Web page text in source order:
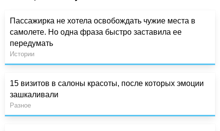
Пассажирка не хотела освобождать чужие места в
самолете. Но одна фраза быстро заставила ее
передумать
Истории
15 визитов в салоны красоты, после которых эмоции
зашкаливали
Разное